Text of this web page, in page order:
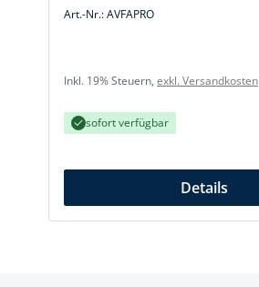
Art.-Nr.: AVFAPRO
Inkl. 19% Steuern, exkl. Versandkosten
sofort verfügbar
Details